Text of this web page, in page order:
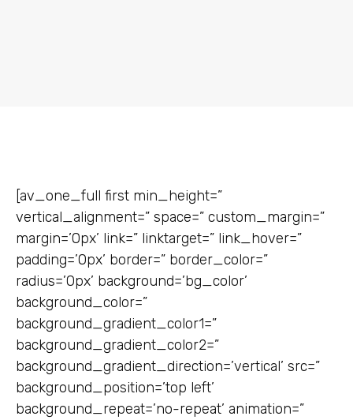
[av_one_full first min_height=”
vertical_alignment=” space=” custom_margin=”
margin=’0px’ link=” linktarget=” link_hover=”
padding=’0px’ border=” border_color=”
radius=’0px’ background=’bg_color’
background_color=”
background_gradient_color1=”
background_gradient_color2=”
background_gradient_direction=’vertical’ src=”
background_position=’top left’
background_repeat=’no-repeat’ animation=”